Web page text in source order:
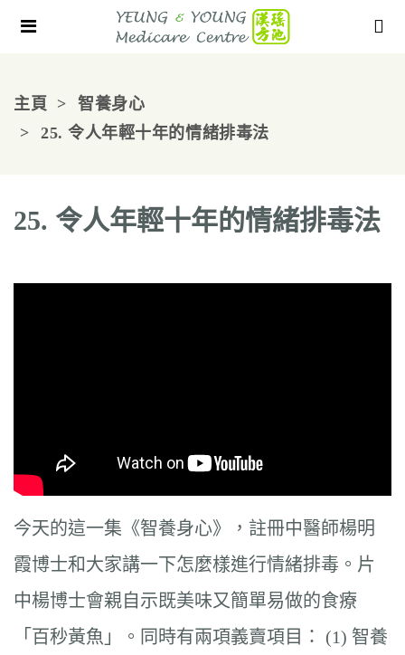
主頁
智養身心
25. 令人年輕十年的情緒排毒法
25. 令人年輕十年的情緒排毒法
今天的這一集《智養身心》，註冊中醫師楊明
霞博士和大家講一下怎麼樣進行情緒排毒。片
中楊博士會親自示既美味又簡單易做的食療
「百秒黃魚」。同時有兩項義賣項目： (1) 智養